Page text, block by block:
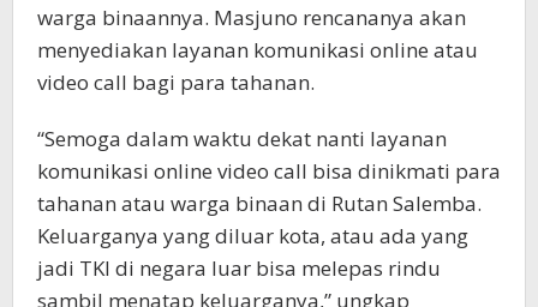
warga binaannya. Masjuno rencananya akan
menyediakan layanan komunikasi online atau
video call bagi para tahanan.
“Semoga dalam waktu dekat nanti layanan
komunikasi online video call bisa dinikmati para
tahanan atau warga binaan di Rutan Salemba.
Keluarganya yang diluar kota, atau ada yang
jadi TKI di negara luar bisa melepas rindu
sambil menatap keluarganya,” ungkap